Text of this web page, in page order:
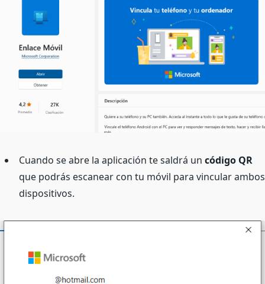
Cuando se abre la aplicación te saldrá un código QR
que podrás escanear con tu móvil para vincular ambos
dispositivos.